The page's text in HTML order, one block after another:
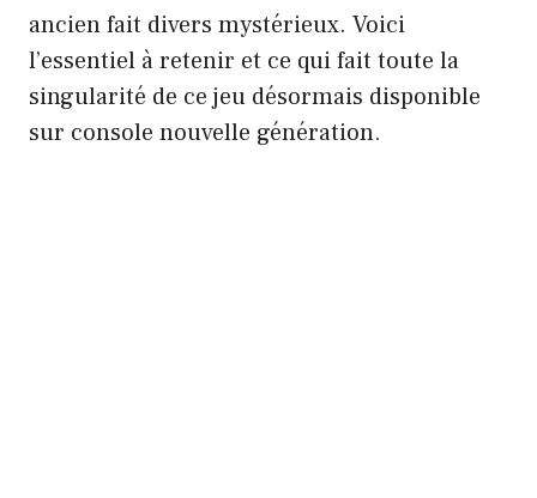
ancien fait divers mystérieux. Voici
l’essentiel à retenir et ce qui fait toute la
singularité de ce jeu désormais disponible
sur console nouvelle génération.